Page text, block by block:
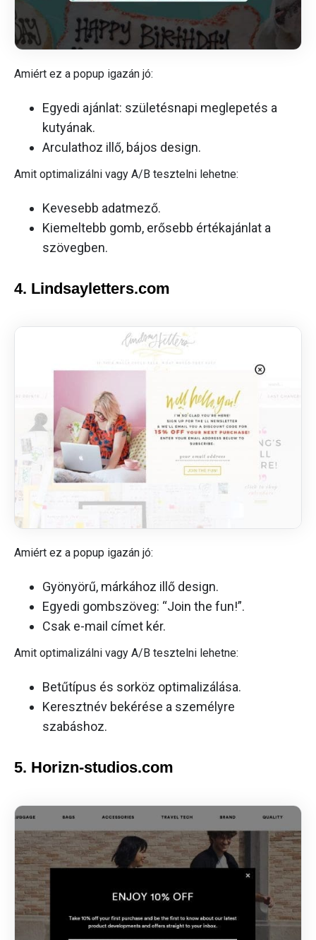
Amiért ez a popup igazán jó:
Egyedi ajánlat: születésnapi meglepetés a
kutyának.
Arculathoz illő, bájos design.
Amit optimalizálni vagy A/B tesztelni lehetne:
Kevesebb adatmező.
Kiemeltebb gomb, erősebb értékajánlat a
szövegben.
4. Lindsayletters.com
Amiért ez a popup igazán jó:
Gyönyörű, márkához illő design.
Egyedi gombszöveg: “Join the fun!”.
Csak e-mail címet kér.
Amit optimalizálni vagy A/B tesztelni lehetne:
Betűtípus és sorköz optimalizálása.
Keresztnév bekérése a személyre
szabáshoz.
5. Horizn-studios.com